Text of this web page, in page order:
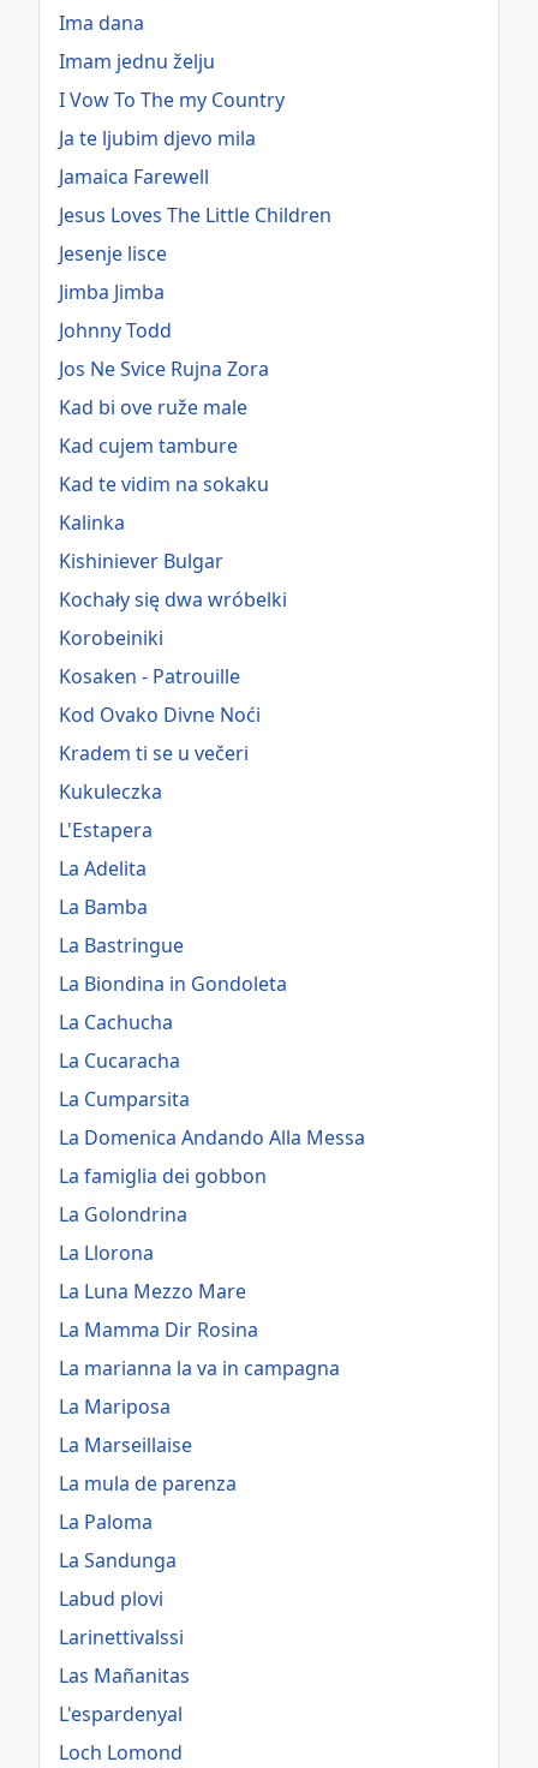
Ima dana
Imam jednu želju
I Vow To The my Country
Ja te ljubim djevo mila
Jamaica Farewell
Jesus Loves The Little Children
Jesenje lisce
Jimba Jimba
Johnny Todd
Jos Ne Svice Rujna Zora
Kad bi ove ruže male
Kad cujem tambure
Kad te vidim na sokaku
Kalinka
Kishiniever Bulgar
Kochały się dwa wróbelki
Korobeiniki
Kosaken - Patrouille
Kod Ovako Divne Noći
Kradem ti se u večeri
Kukuleczka
L'Estapera
La Adelita
La Bamba
La Bastringue
La Biondina in Gondoleta
La Cachucha
La Cucaracha
La Cumparsita
La Domenica Andando Alla Messa
La famiglia dei gobbon
La Golondrina
La Llorona
La Luna Mezzo Mare
La Mamma Dir Rosina
La marianna la va in campagna
La Mariposa
La Marseillaise
La mula de parenza
La Paloma
La Sandunga
Labud plovi
Larinettivalssi
Las Mañanitas
L'espardenyal
Loch Lomond